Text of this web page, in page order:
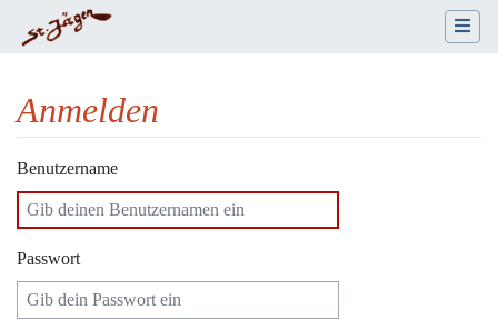
Anmelden
Wechseln zu:Navigation
Benutzername
Passwort